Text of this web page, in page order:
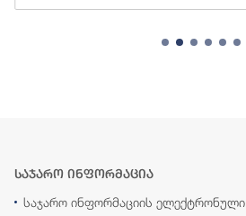
საჯარო ინფორმაცია
საჯარო ინფორმაციის ელექტრონული